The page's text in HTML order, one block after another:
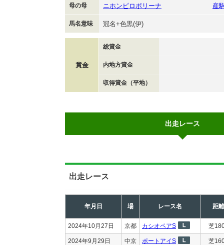
母の母 ニホンピロポリーナ 産
馬名意味 冠名+色黒(伊)
賞金
総賞金
内地方賞金
収得賞金（平地）
出走レース
出走レース
年月日 場 レース名 距離
2024年10月27日 京都 カシオペアS 芝
2024年9月29日 中京 ポートアイS 芝